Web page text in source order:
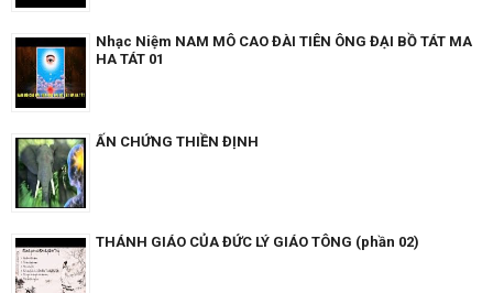
Nhạc Niệm NAM MÔ CAO ĐÀI TIÊN ÔNG ĐẠI BỒ TÁT MA
HA TÁT 01
ẤN CHỨNG THIỀN ĐỊNH
THÁNH GIÁO CỦA ĐỨC LÝ GIÁO TÔNG (phần 02)